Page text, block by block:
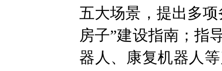
五大场景，提出多
房子”建设指南；指
器人、康复机器人